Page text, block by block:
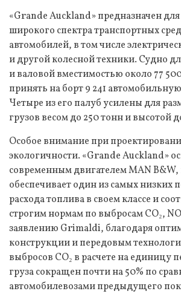
«Grande Auckland» предназначен
широкого спектра транспортных
автомобилей, в том числе
и другой колесной техники. Судно
и валовой вместимостью около 77
принять на борт 9 241
Четыре из его палуб усилены для
грузов весом до 250 тонн и высотой
Особое внимание при
экологичности. «Grande Auckland»
современным двигателем MAN
обеспечивает один из самых низких
расхода топлива в своем классе и
строгим нормам по выбросам CO₂,
заявлению Grimaldi, благодаря
конструкции и передовым
выбросов CO₂ в расчете на единицу
груза сокращен почти на 50% по
автомобилевозами предыдущего